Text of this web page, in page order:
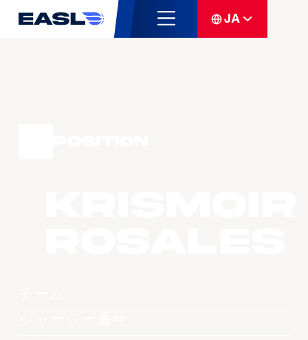
JA